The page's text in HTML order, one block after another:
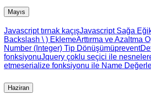
Mayıs
Javascript tırnak kaçışJavascript Sağa
Backslash \ ) EklemeArttırma ve Azaltma
Number (Integer) Tip Dönüşümü
fonksiyonuJquery çoklu seçici ile
etmeserialize fonksiyonu ile Name
Haziran